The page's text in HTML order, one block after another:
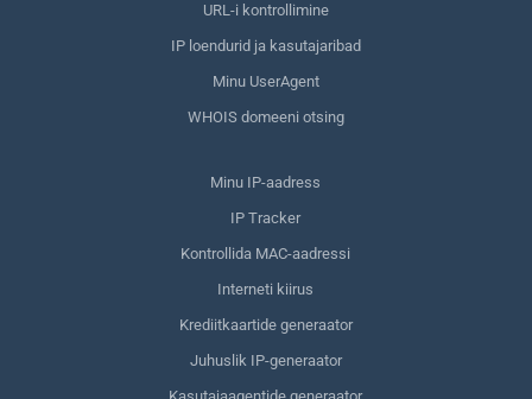
URL-i kontrollimine
IP loendurid ja kasutajaribad
Minu UserAgent
WHOIS domeeni otsing
Minu IP-aadress
IP Tracker
Kontrollida MAC-aadressi
Interneti kiirus
Krediitkaartide generaator
Juhuslik IP-generaator